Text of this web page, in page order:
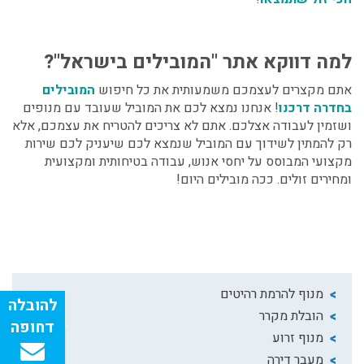
מנוף להרמת רהיטים
הובלת מקרר
מנוף זרוע
למה דווקא אתר "המובילים בישראל"?
אתם מקצרים לעצמכם משמעותית את כל חיפוש המובילים
בחדרה דרכנו! אנחנו נמצא לכם את המוביל שעובד עם מנופים
ושזמין לעבודה אצלכם. אתם לא צריכים להטריח את עצמכם, אלא
רק להמתין לשידוך עם המוביל שנמצא לכם שיעניק לכם שירות
מקצועי המבוסס על יחסי אנוש, עבודה בטיחותית ומקצועית
ומחירים זולים. ככה מובילים היום!